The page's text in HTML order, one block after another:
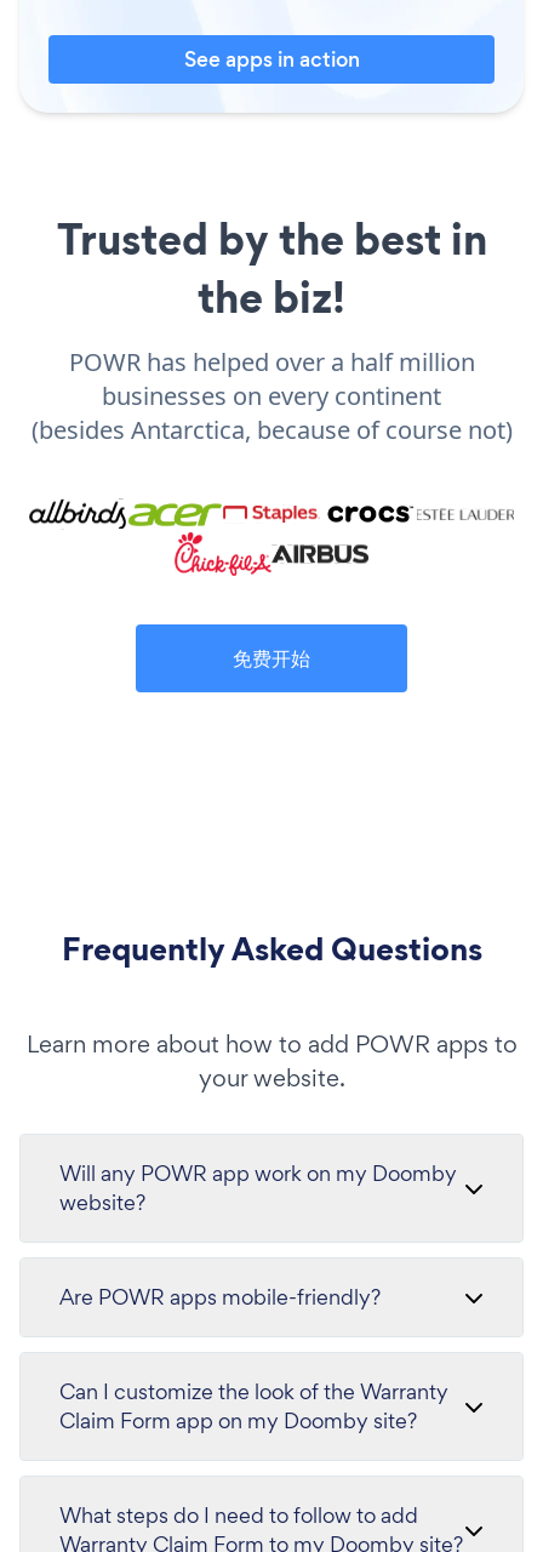
See apps in action
Trusted by the best in
the biz!
POWR has helped over a half million
businesses on every continent
(besides Antarctica, because of course not)
免费开始
Frequently Asked Questions
Learn more about how to add POWR apps to
your website.
Will any POWR app work on my Doomby
website?
Are POWR apps mobile-friendly?
Can I customize the look of the Warranty
Claim Form app on my Doomby site?
What steps do I need to follow to add
Warranty Claim Form to my Doomby site?